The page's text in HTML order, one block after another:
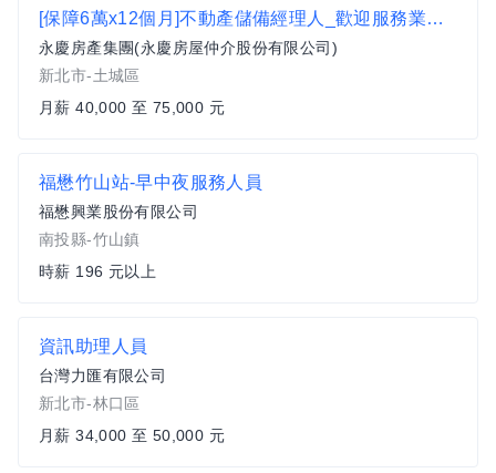
[保障6萬x12個月]不動產儲備經理人_歡迎服務業轉職(土城區) c1
永慶房產集團(永慶房屋仲介股份有限公司)
新北市-土城區
月薪 40,000 至 75,000 元
福懋竹山站-早中夜服務人員
福懋興業股份有限公司
南投縣-竹山鎮
時薪 196 元以上
資訊助理人員
台灣力匯有限公司
新北市-林口區
月薪 34,000 至 50,000 元